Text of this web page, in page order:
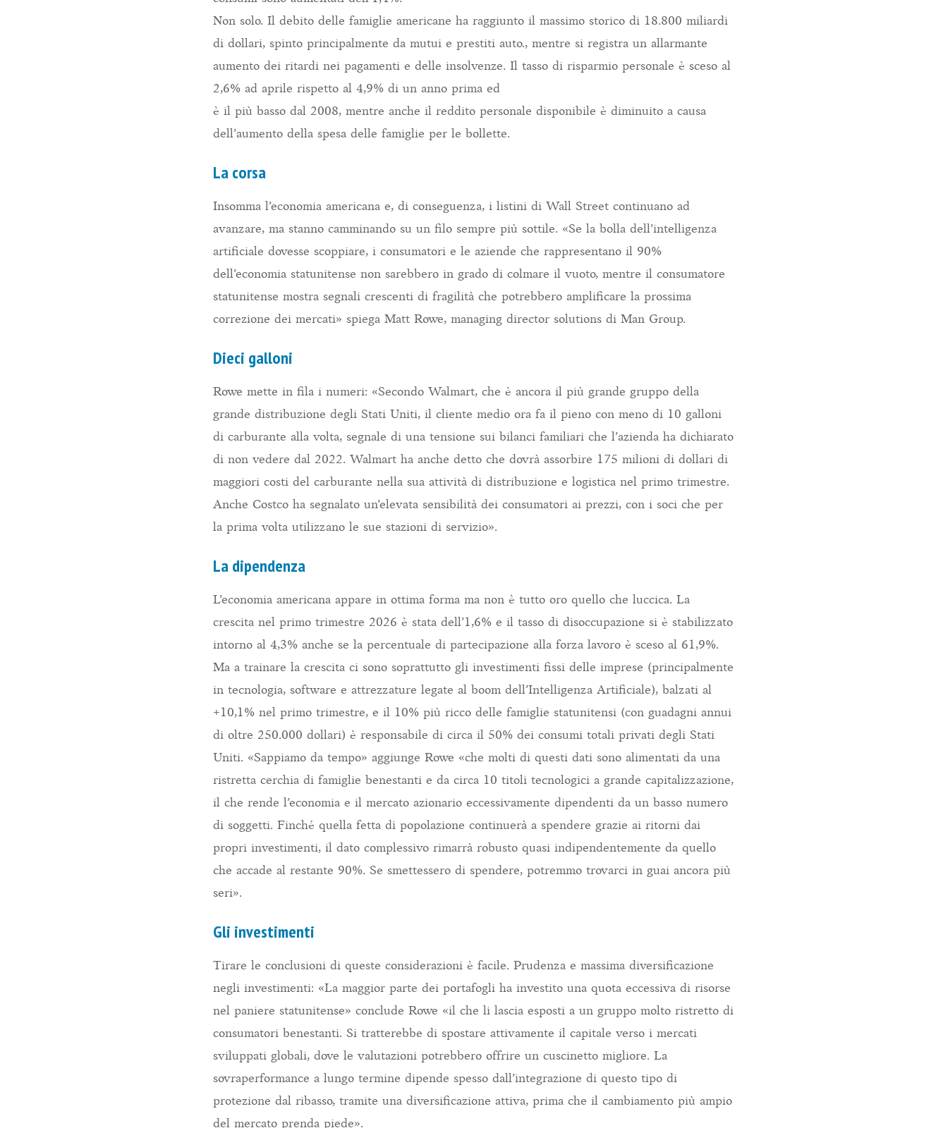
Non solo. Il debito delle famiglie americane ha raggiunto il massimo storico di 18.800 miliardi
di dollari, spinto principalmente da mutui e prestiti auto., mentre si registra un allarmante
aumento dei ritardi nei pagamenti e delle insolvenze. Il tasso di risparmio personale è sceso al
2,6% ad aprile rispetto al 4,9% di un anno prima ed
è il più basso dal 2008, mentre anche il reddito personale disponibile è diminuito a causa
dell’aumento della spesa delle famiglie per le bollette.
La corsa
Insomma l’economia americana e, di conseguenza, i listini di Wall Street continuano ad
avanzare, ma stanno camminando su un filo sempre più sottile. «Se la bolla dell’intelligenza
artificiale dovesse scoppiare, i consumatori e le aziende che rappresentano il 90%
dell’economia statunitense non sarebbero in grado di colmare il vuoto, mentre il consumatore
statunitense mostra segnali crescenti di fragilità che potrebbero amplificare la prossima
correzione dei mercati» spiega Matt Rowe, managing director solutions di Man Group.
Dieci galloni
Rowe mette in fila i numeri: «Secondo Walmart, che è ancora il più grande gruppo della
grande distribuzione degli Stati Uniti, il cliente medio ora fa il pieno con meno di 10 galloni
di carburante alla volta, segnale di una tensione sui bilanci familiari che l’azienda ha dichiarato
di non vedere dal 2022. Walmart ha anche detto che dovrà assorbire 175 milioni di dollari di
maggiori costi del carburante nella sua attività di distribuzione e logistica nel primo trimestre.
Anche Costco ha segnalato un’elevata sensibilità dei consumatori ai prezzi, con i soci che per
la prima volta utilizzano le sue stazioni di servizio».
La dipendenza
L’economia americana appare in ottima forma ma non è tutto oro quello che luccica. La
crescita nel primo trimestre 2026 è stata dell’1,6% e il tasso di disoccupazione si è stabilizzato
intorno al 4,3% anche se la percentuale di partecipazione alla forza lavoro è sceso al 61,9%.
Ma a trainare la crescita ci sono soprattutto gli investimenti fissi delle imprese (principalmente
in tecnologia, software e attrezzature legate al boom dell’Intelligenza Artificiale), balzati al
+10,1% nel primo trimestre, e il 10% più ricco delle famiglie statunitensi (con guadagni annui
di oltre 250.000 dollari) è responsabile di circa il 50% dei consumi totali privati degli Stati
Uniti. «Sappiamo da tempo» aggiunge Rowe «che molti di questi dati sono alimentati da una
ristretta cerchia di famiglie benestanti e da circa 10 titoli tecnologici a grande capitalizzazione,
il che rende l’economia e il mercato azionario eccessivamente dipendenti da un basso numero
di soggetti. Finché quella fetta di popolazione continuerà a spendere grazie ai ritorni dai
propri investimenti, il dato complessivo rimarrà robusto quasi indipendentemente da quello
che accade al restante 90%. Se smettessero di spendere, potremmo trovarci in guai ancora più
seri».
Gli investimenti
Tirare le conclusioni di queste considerazioni è facile. Prudenza e massima diversificazione
negli investimenti: «La maggior parte dei portafogli ha investito una quota eccessiva di risorse
nel paniere statunitense» conclude Rowe «il che li lascia esposti a un gruppo molto ristretto di
consumatori benestanti. Si tratterebbe di spostare attivamente il capitale verso i mercati
sviluppati globali, dove le valutazioni potrebbero offrire un cuscinetto migliore. La
sovraperformance a lungo termine dipende spesso dall’integrazione di questo tipo di
protezione dal ribasso, tramite una diversificazione attiva, prima che il cambiamento più ampio
del mercato prenda piede».